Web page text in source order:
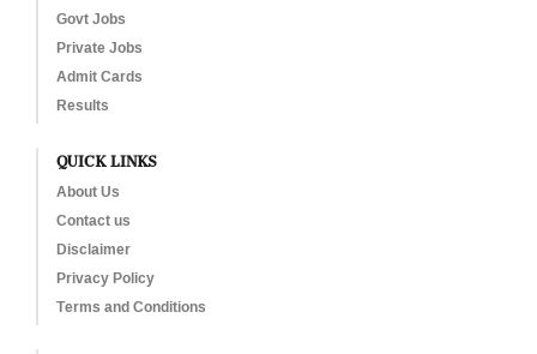
Govt Jobs
Private Jobs
Admit Cards
Results
QUICK LINKS
About Us
Contact us
Disclaimer
Privacy Policy
Terms and Conditions